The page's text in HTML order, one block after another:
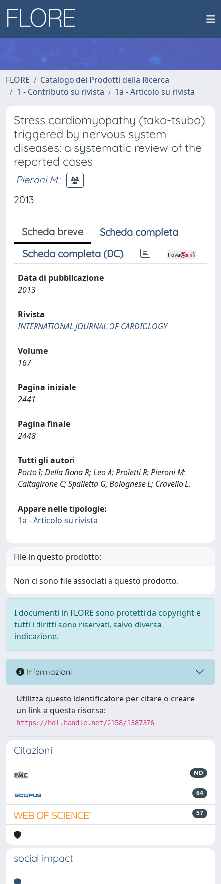
FLORE
Catalogo dei Prodotti della Ricerca
1 - Contributo su rivista
1a - Articolo su rivista
Stress cardiomyopathy (tako-tsubo)
triggered by nervous system
diseases: a systematic review of the
reported cases
Pieroni M;
2013
Scheda breve
Scheda completa
Scheda completa (DC)
Data di pubblicazione
2013
Rivista
INTERNATIONAL JOURNAL OF CARDIOLOGY
Volume
167
Pagina iniziale
2441
Pagina finale
2448
Tutti gli autori
Porto I; Della Bona R; Leo A; Proietti R; Pieroni M;
Caltagirone C; Spalletta G; Bolognese L; Cravello L.
Appare nelle tipologie:
1a - Articolo su rivista
File in questo prodotto:
Non ci sono file associati a questo prodotto.
I documenti in FLORE sono protetti da copyright e
tutti i diritti sono riservati, salvo diversa
indicazione.
Informazioni
Utilizza questo identificatore per citare o creare
un link a questa risorsa:
https://hdl.handle.net/2158/1387376
Citazioni
ND
64
57
social impact